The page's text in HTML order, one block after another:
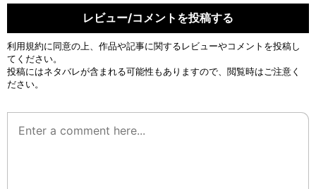
レビュー/コメントを投稿する
利用規約に同意の上、作品や記事に関するレビューやコメントを投稿し
てください。
投稿にはネタバレが含まれる可能性もありますので、閲覧時はご注意く
ださい。